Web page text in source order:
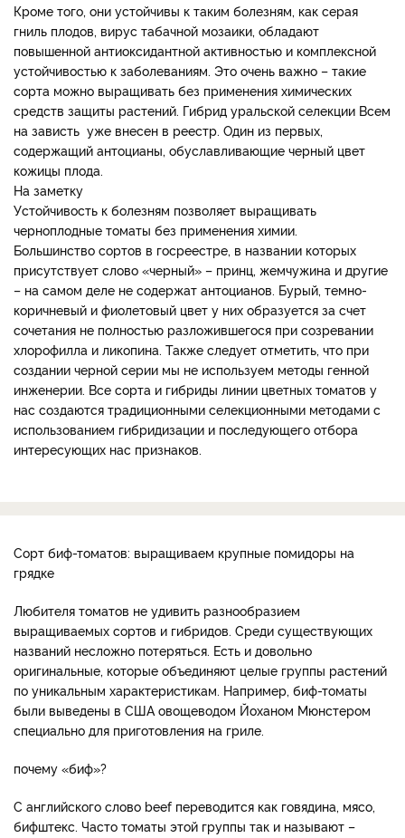
Кроме того, они устойчивы к таким болезням, как серая
гниль плодов, вирус табачной мозаики, обладают
повышенной антиоксидантной активностью и комплексной
устойчивостью к заболеваниям. Это очень важно – такие
сорта можно выращивать без применения химических
средств защиты растений. Гибрид уральской селекции Всем
на зависть уже внесен в реестр. Один из первых,
содержащий антоцианы, обуславливающие черный цвет
кожицы плода.
На заметку
Устойчивость к болезням позволяет выращивать
черноплодные томаты без применения химии.
Большинство сортов в госреестре, в названии которых
присутствует слово «черный» – принц, жемчужина и другие
– на самом деле не содержат антоцианов. Бурый, темно-
коричневый и фиолетовый цвет у них образуется за счет
сочетания не полностью разложившегося при созревании
хлорофилла и ликопина. Также следует отметить, что при
создании черной серии мы не используем методы генной
инженерии. Все сорта и гибриды линии цветных томатов у
нас создаются традиционными селекционными методами с
использованием гибридизации и последующего отбора
интересующих нас признаков.
Сорт биф-томатов: выращиваем крупные помидоры на
грядке
Любителя томатов не удивить разнообразием
выращиваемых сортов и гибридов. Среди существующих
названий несложно потеряться. Есть и довольно
оригинальные, которые объединяют целые группы растений
по уникальным характеристикам. Например, биф-томаты
были выведены в США овощеводом Йоханом Мюнстером
специально для приготовления на гриле.
почему «биф»?
С английского слово beef переводится как говядина, мясо,
бифштекс. Часто томаты этой группы так и называют –